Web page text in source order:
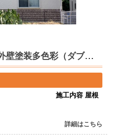
白岡市 アイボリー系外壁塗装多色彩（ダブルトーン）工法 U様邸
工内容 屋根
詳細はこちら